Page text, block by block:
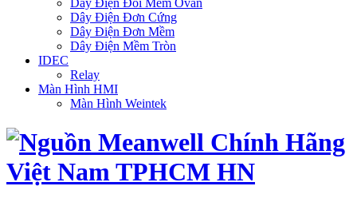
Dây Điện Đôi Mềm Ovan
Dây Điện Đơn Cứng
Dây Điện Đơn Mềm
Dây Điện Mềm Tròn
IDEC
Relay
Màn Hình HMI
Màn Hình Weintek